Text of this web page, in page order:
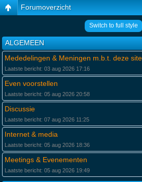
Forumoverzicht
Switch to full style
ALGEMEEN
Mededelingen & Meningen m.b.t. deze site
Laatste bericht: 03 aug 2026 17:16
Even voorstellen
Laatste bericht: 05 aug 2026 20:58
Discussie
Laatste bericht: 07 aug 2026 11:25
Internet & media
Laatste bericht: 05 aug 2026 18:36
Meetings & Evenementen
Laatste bericht: 05 aug 2026 19:49